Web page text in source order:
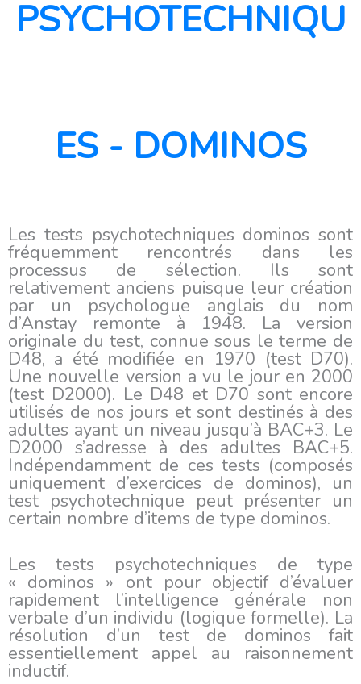
PSYCHOTECHNIQU
ES - DOMINOS
Les tests psychotechniques dominos sont
fréquemment rencontrés dans les
processus de sélection. Ils sont
relativement anciens puisque leur création
par un psychologue anglais du nom
d’Anstay remonte à 1948. La version
originale du test, connue sous le terme de
D48, a été modifiée en 1970 (test D70).
Une nouvelle version a vu le jour en 2000
(test D2000). Le D48 et D70 sont encore
utilisés de nos jours et sont destinés à des
adultes ayant un niveau jusqu’à BAC+3. Le
D2000 s’adresse à des adultes BAC+5.
Indépendamment de ces tests (composés
uniquement d’exercices de dominos), un
test psychotechnique peut présenter un
certain nombre d’items de type dominos.
Les tests psychotechniques de type
« dominos » ont pour objectif d’évaluer
rapidement l’intelligence générale non
verbale d’un individu (logique formelle). La
résolution d’un test de dominos fait
essentiellement appel au raisonnement
inductif.